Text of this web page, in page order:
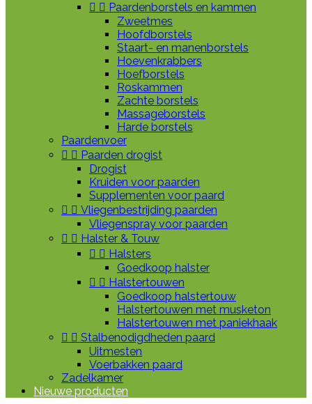
  Paardenborstels en kammen
Zweetmes
Hoofdborstels
Staart- en manenborstels
Hoevenkrabbers
Hoefborstels
Roskammen
Zachte borstels
Massageborstels
Harde borstels
Paardenvoer
  Paarden drogist
Drogist
Kruiden voor paarden
Supplementen voor paard
  Vliegenbestrijding paarden
Vliegenspray voor paarden
  Halster & Touw
  Halsters
Goedkoop halster
  Halstertouwen
Goedkoop halstertouw
Halstertouwen met musketon
Halstertouwen met paniekhaak
  Stalbenodigdheden paard
Uitmesten
Voerbakken paard
Zadelkamer
Nieuwe producten